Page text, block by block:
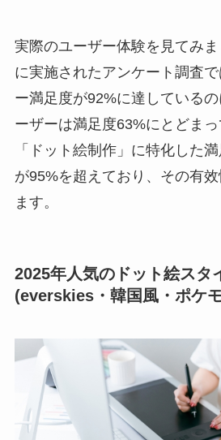
実際のユーザー体験を見てみ
に実施されたアンケート調査
ー満足度が92%に達している
ーザーは満足度63%にとどま
「ドット絵制作」に特化した
が95%を超えており、その有
ます。
2025年人気のドット絵スタ
(everskies・韓国風・ポケ